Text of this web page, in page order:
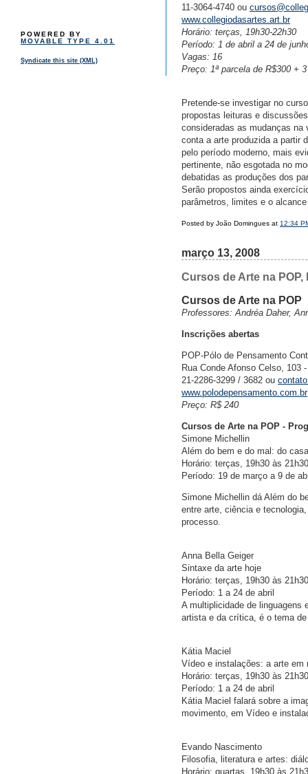
POWERED BY
MOVABLE TYPE 4.01
Syndicate this site (XML)
11-3064-4740 ou
www.collegiodasartes.art.br
Horário: terças, 19h30-22h30
Período: 1 de abril a 24 de
Vagas: 16
Preço: 1ª parcela de R$300 +
Pretende-se investigar no
propostas leituras e
consideradas as mudanças na
conta a arte produzida a partir
pelo período moderno, mais
pertinente, não esgotada no
debatidas as produções dos
Serão propostos ainda
parâmetros, limites e o
Posted by João Domingues at 12:34
março 13, 2008
Cursos de Arte na
Cursos de Arte na POP
Professores: Andréa Daher,
Inscrições abertas
POP-Pólo de Pensamento
Rua Conde Afonso Celso, 103
21-2286-3299 / 3682 ou
www.polodepensamento.com.br
Preço: R$ 240
Cursos de Arte na POP -
Simone Michellin
Além do bem e do mal: do
Horário: terças, 19h30 às 21h30
Período: 19 de março a 9 de
Simone Michellin dá Além do
entre arte, ciência e
processo.
Anna Bella Geiger
Sintaxe da arte hoje
Horário: terças, 19h30 às 21h30
Período: 1 a 24 de abril
A multiplicidade de linguagens
artista e da crítica, é o tema
Kátia Maciel
Vídeo e instalações: a arte em
Horário: terças, 19h30 às 21h30
Período: 1 a 24 de abril
Kátia Maciel falará sobre a
movimento, em Vídeo e
Evando Nascimento
Filosofia, literatura e artes:
Horário: quartas, 19h30 às